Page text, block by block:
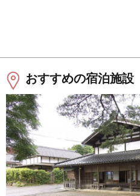
おすすめの宿泊施設